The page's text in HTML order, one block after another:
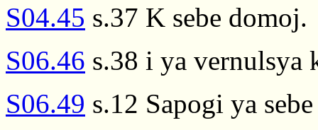
S04.45 s.37 K sebe domoj.
S06.46 s.38 i ya vernulsya
S06.49 s.12 Sapogi ya